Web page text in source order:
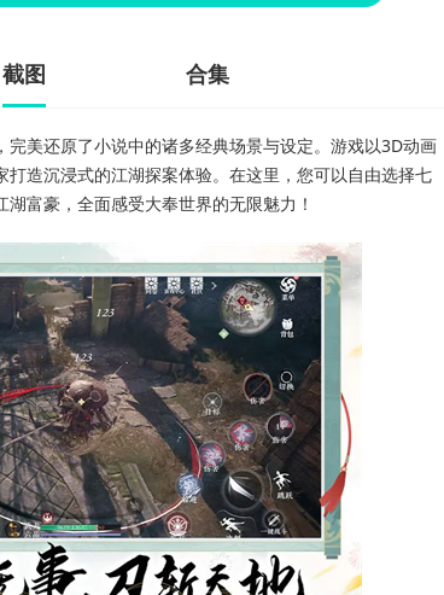
截图 合集
美还原了小说中的诸多经典场景与设定。游戏以3D动画
造沉浸式的江湖探案体验。在这里，您可以自由选择七
富豪，全面感受大奉世界的无限魅力！